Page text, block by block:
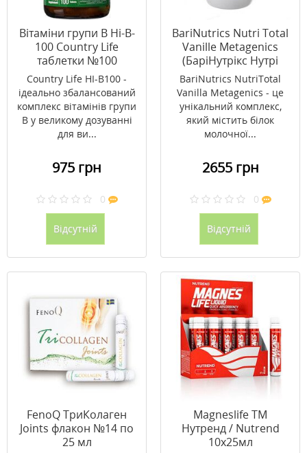
Вітаміни групи B Hi-B-
100 Country Life
таблетки №100
Country Life HI-B100 -
ідеально збалансований
комплекс вітамінів групи
B у великому дозуванні
для ви...
975 грн
0
Відсутній
BariNutrics Nutri Total
Vanille Metagenics
(БаріНутрікс Нутрі
Тотал Ваниль) 722 г
BariNutrics NutriTotal
Vanilla Metagenics - це
унікальний комплекс,
який містить білок
молочної...
2655 грн
0
Відсутній
FenoQ ТриКолаген
Joints флакон №14 по
25 мл
Magneslife ТМ
Нутренд / Nutrend
10x25мл